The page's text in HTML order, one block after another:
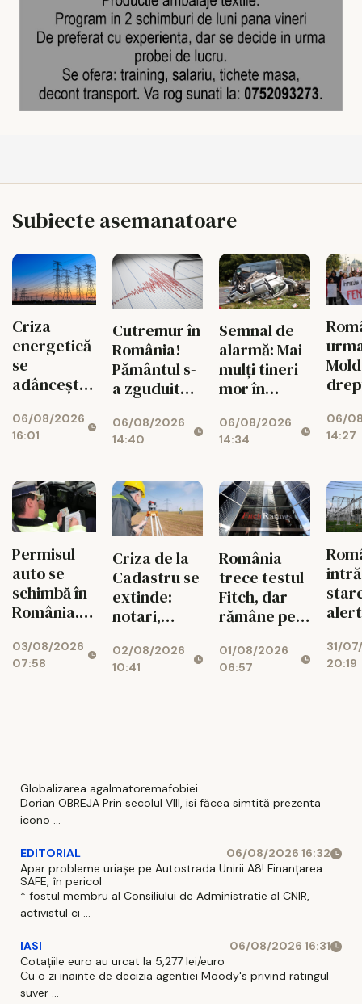
Subiecte asemanatoare
Criza
energetică
se
adâncește.
mari pot
rămâne
energie în
orele de
vârf
06/08/2026
16:01
Cutremur în
România!
Pământul s-
a zguduit
zona
seismică
06/08/2026
14:40
Semnal de
alarmă: Mai
mulți tineri
mor în
rutiere
decât din
tuberculozei
și a
drogurilor
06/08/2026
14:34
06/
14:27
Permisul
auto se
schimbă în
România.
noi îi
așteaptă
intra în
03/08/2026
07:58
Criza de la
Cadastru se
extinde:
notari,
și bănci,
afectați de
02/08/2026
10:41
România
trece testul
Fitch, dar
rămâne pe
prăpastiei
financiare
01/08/2026
06:57
31/
20:19
Globalizarea agalmatoremafobiei
Dorian OBREJA Prin secolul VIII, isi făcea simtită prezenta
icono ...
EDITORIAL
06/08/2026 16:32
Apar probleme uriașe pe Autostrada Unirii A8! Finanțarea
SAFE, în pericol
* fostul membru al Consiliului de Administratie al CNIR,
activistul ci ...
IASI
06/08/2026 16:31
Cotațiile euro au urcat la 5,277 lei/euro
Cu o zi inainte de decizia agentiei Moody's privind ratingul
suver ...